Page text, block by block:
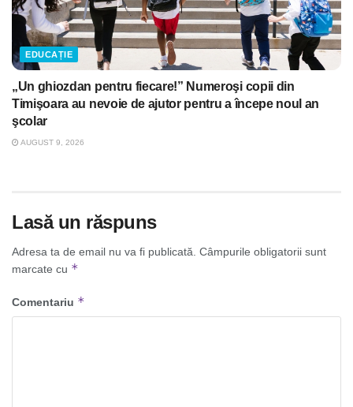
EDUCAȚIE
„Un ghiozdan pentru fiecare!” Numeroşi copii din
Timişoara au nevoie de ajutor pentru a începe noul an
şcolar
AUGUST 9, 2026
Lasă un răspuns
Adresa ta de email nu va fi publicată. Câmpurile obligatorii sunt
marcate cu *
Comentariu *